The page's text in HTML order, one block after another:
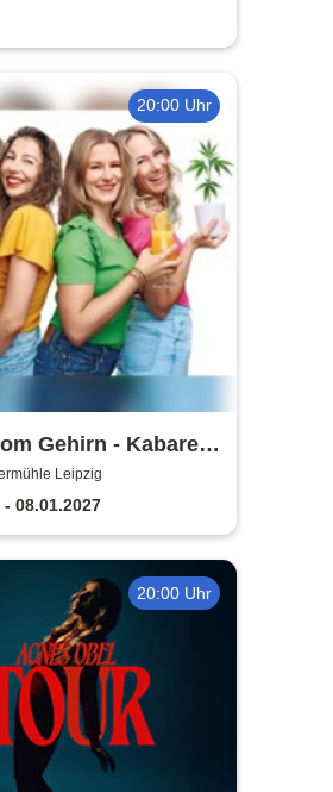
20:00 Uhr
Gehirn - Kabarett
Pfeffermühle
Leipzig
08.01.2027
20:00 Uhr